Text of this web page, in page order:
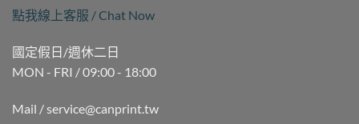
印〉
中
場
製
｜
可
印〉
街
琨
娜
據
可
點我線上客服 / Chat Now
國定假日/週休二日
MON - FRI / 09:00 - 18:00
Mail / service@canprint.tw